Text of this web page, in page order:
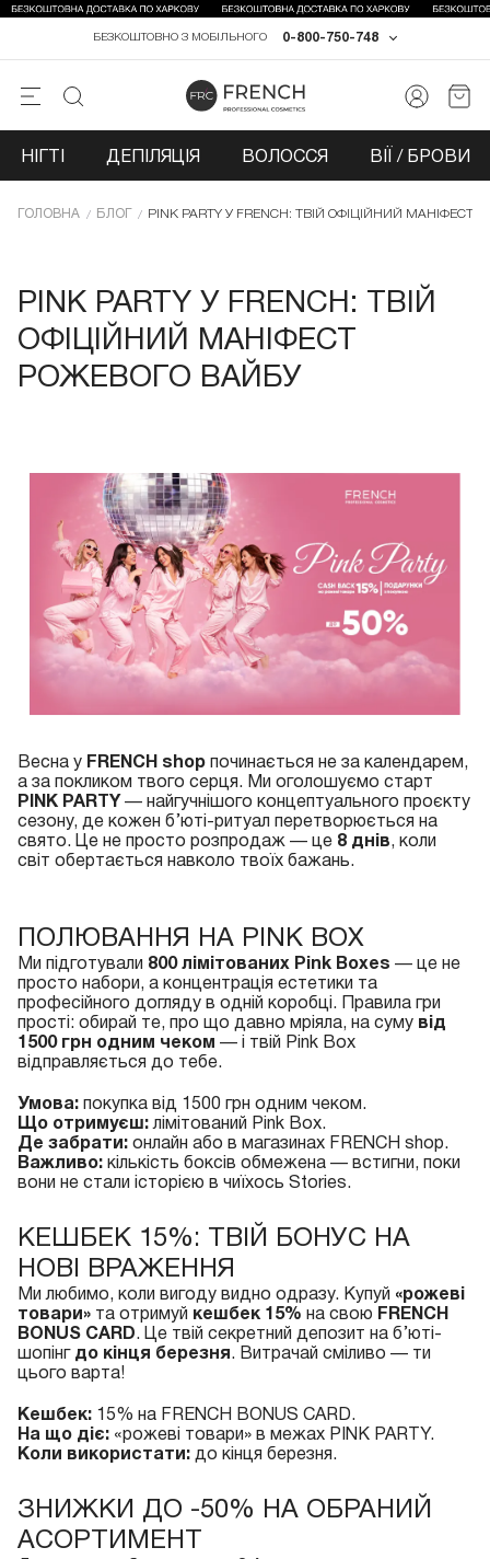
0-800-750-748
БЕЗКОШТОВНО З МОБІЛЬНОГО
НІГТІ ДЕПІЛЯЦІЯ ВОЛОССЯ ВІЇ / БРОВИ
ГОЛОВНА БЛОГ PINK PARTY У FRENCH: ТВІЙ ОФІЦІЙНИЙ МАНІФЕСТ
PINK PARTY У FRENCH: ТВІЙ
ОФІЦІЙНИЙ МАНІФЕСТ
РОЖЕВОГО ВАЙБУ
Весна у FRENCH shop починається не за календарем,
а за покликом твого серця. Ми оголошуємо старт
PINK PARTY — найгучнішого концептуального проєкту
сезону, де кожен б’юті-ритуал перетворюється на
свято. Це не просто розпродаж — це 8 днів, коли
світ обертається навколо твоїх бажань.
ПОЛЮВАННЯ НА PINK BOX
Ми підготували 800 лімітованих Pink Boxes — це не
просто набори, а концентрація естетики та
професійного догляду в одній коробці. Правила гри
прості: обирай те, про що давно мріяла, на суму від
1500 грн одним чеком — і твій Pink Box
відправляється до тебе.
Умова: покупка від 1500 грн одним чеком.
Що отримуєш: лімітований Pink Box.
Де забрати: онлайн або в магазинах FRENCH shop.
Важливо: кількість боксів обмежена — встигни, поки
вони не стали історією в чиїхось Stories.
КЕШБЕК 15%: ТВІЙ БОНУС НА
НОВІ ВРАЖЕННЯ
Ми любимо, коли вигоду видно одразу. Купуй «рожеві
товари» та отримуй кешбек 15% на свою FRENCH
BONUS CARD. Це твій секретний депозит на б’юті-
шопінг до кінця березня . Витрачай сміливо — ти
цього варта!
Кешбек: 15% на FRENCH BONUS CARD.
На що діє: «рожеві товари» в межах PINK PARTY.
Коли використати: до кінця березня.
ЗНИЖКИ ДО -50% НА ОБРАНИЙ
АСОРТИМЕНТ